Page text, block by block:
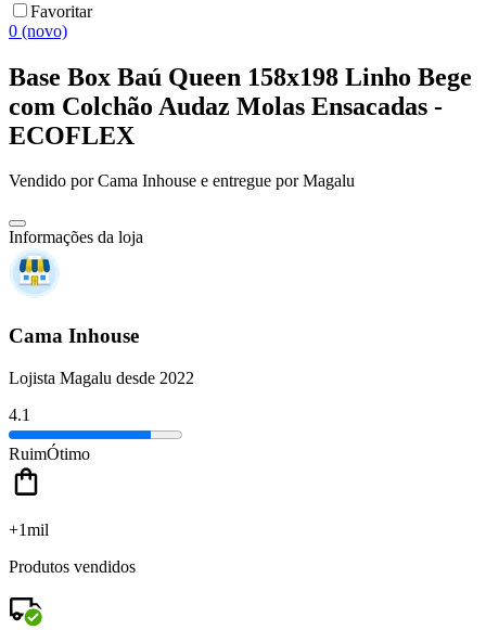
Favoritar
0 (novo)
Base Box Baú Queen 158x198 Linho Bege
com Colchão Audaz Molas Ensacadas -
ECOFLEX
Vendido porCama Inhouse e entregue por Magalu
Informações da loja
Cama Inhouse
Lojista Magalu desde 2022
4.1
RuimÓtimo
+1mil
Produtos vendidos